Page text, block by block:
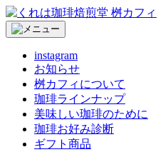
コ
ン
テ
instagram
お知らせ
桝カフィについて
珈琲ラインナップ
美味しい珈琲のために
珈琲お好み診断
ギフト商品